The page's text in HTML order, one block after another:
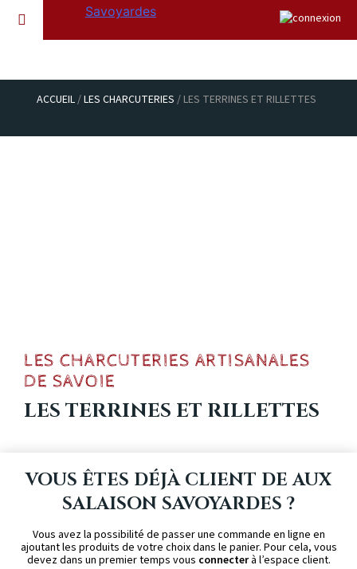
ACCUEIL/LES CHARCUTERIES / LES TERRINES ET RILLETTES
LES CHARCUTERIES ARTISANALES
DE SAVOIE
LES TERRINES ET RILLETTES
VOUS ÊTES DÉJÀ CLIENT DE AUX
SALAISON SAVOYARDES ?
Vous avez la possibilité de passer une commande en ligne en
ajoutant les produits de votre choix dans le panier. Pour cela, vous
devez dans un premier temps vous connecterà l’espace client.